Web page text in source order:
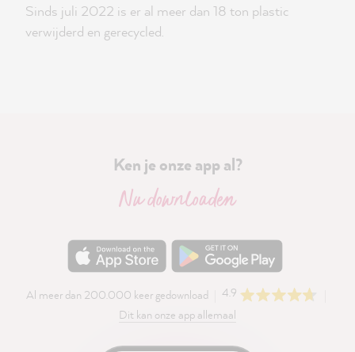
Sinds juli 2022 is er al meer dan 18 ton plastic
verwijderd en gerecycled.
Ken je onze app al?
Nu downloaden
Al meer dan 200.000 keer gedownload
4.9
Dit kan onze app allemaal